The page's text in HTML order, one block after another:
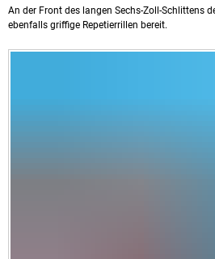
An der Front des langen Sechs-Zoll-Schlittens
ebenfalls griffige Repetierrillen bereit.